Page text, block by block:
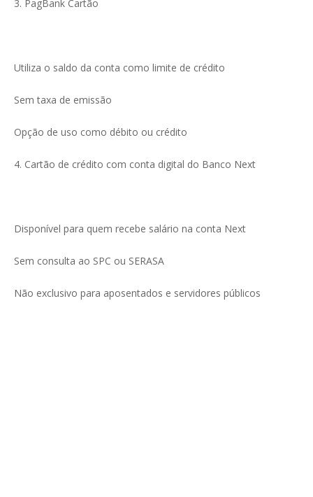
3. PagBank Cartão
Utiliza o saldo da conta como limite de crédito
Sem taxa de emissão
Opção de uso como débito ou crédito
4. Cartão de crédito com conta digital do Banco Next
Disponível para quem recebe salário na conta Next
Sem consulta ao SPC ou SERASA
Não exclusivo para aposentados e servidores públicos